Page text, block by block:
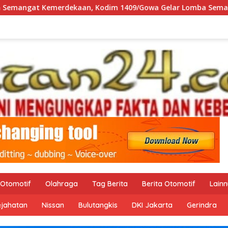
1409/Gowa Gelar Lomba Semarak HUT RI Ke-81
Otomotif Olahraga Tag Berita Berita Otomotif
Nissan Bulutangkis DKI Jakarta Gerindra